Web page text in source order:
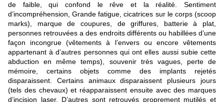
de faible, qui confond le rêve et la réalité. Sentiment
d’incompréhension, Grande fatigue, cicatrices sur le corps (scoop
marks), marque de coupures, de griffures, batterie à plat,
personnes retrouvées a des endroits différents ou habillées d’une
façon incongrue (vêtements à l’envers ou encore vêtements
appartenant à d’autres personnes qui ont elles aussi subie cette
abduction en même temps), souvenir très vagues, perte de
mémoire, certains objets comme des implants rejetés
disparaissent. Certains animaux disparaissent plusieurs jours
(tels des chevaux) et réapparaissent ensuite avec des marques
d’incision laser. D’autres sont retrouvés proprement mutilés et